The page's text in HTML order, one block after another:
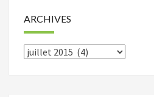
ARCHIVES
Archives